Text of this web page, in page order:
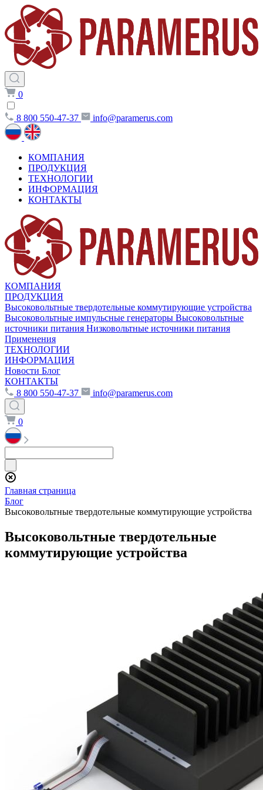
0
8 800 550-47-37 info@paramerus.com
КОМПАНИЯ
ПРОДУКЦИЯ
ТЕХНОЛОГИИ
ИНФОРМАЦИЯ
КОНТАКТЫ
КОМПАНИЯ
ПРОДУКЦИЯ
Высоковольтные твердотельные коммутирующие устройства
Высоковольтные импульсные генераторы Высоковольтные
источники питания Низковольтные источники питания
Применения
ТЕХНОЛОГИИ
ИНФОРМАЦИЯ
Новости Блог
КОНТАКТЫ
8 800 550-47-37
info@paramerus.com
0
Главная страница
Блог
Высоковольтные твердотельные коммутирующие устройства
Высоковольтные твердотельные
коммутирующие устройства